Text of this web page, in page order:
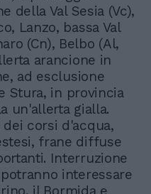
della Val Sesia (Vc),
Lanzo, bassa Val
(Cn), Belbo (Al,
arancione in
ad esclusione
Stura, in provincia
un'allerta gialla.
corsi d'acqua,
frane diffuse
Interruzione
interessare